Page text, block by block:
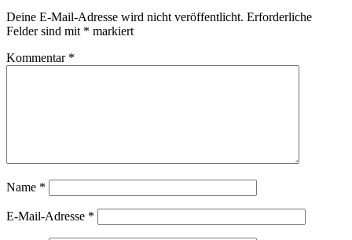
Deine E-Mail-Adresse wird nicht veröffentlicht. Erforderliche
Felder sind mit * markiert
Kommentar *
Name *
E-Mail-Adresse *